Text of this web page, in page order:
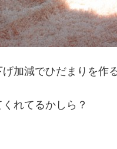
加減でひだまりを作
れてるかしら？